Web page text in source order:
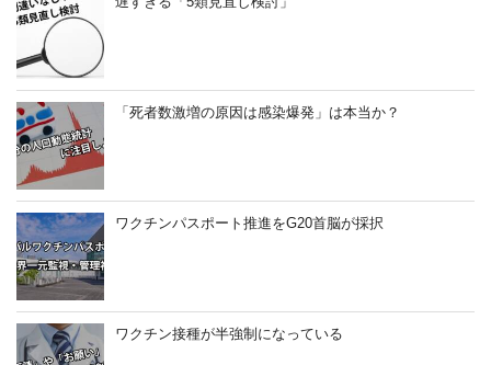
「死者数激増の原因は感染爆発」は本当か？
ワクチンパスポート推進をG20首脳が採択
ワクチン接種が半強制になっている